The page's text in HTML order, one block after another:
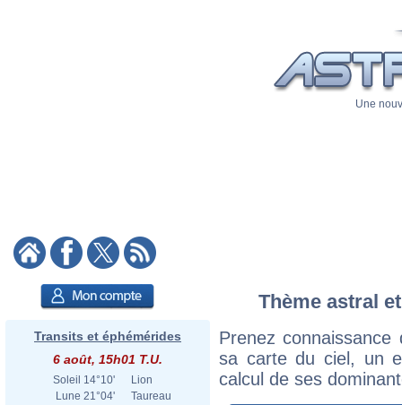
Une
Transits et éphémérides
6 août, 15h01 T.U.
Soleil 14°10'
Lion
Lune 21°04'
Taureau
Thème astral
Prenez
sa carte du ciel, un
calcul de ses